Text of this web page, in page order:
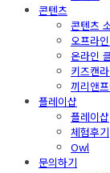
콘텐츠
콘텐츠
오프라
온라인
키즈캔
끼리앤
플레이샵
플레이샵
체험후기
Owl
문의하기